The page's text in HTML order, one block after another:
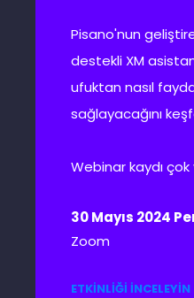
Pisano'nun
destekli XM
ufuktan nasıl
sağlayacağını
Webinar kaydı
30 Mayıs 2024
Zoom
ETKİNLİĞİ İNCELEYİN